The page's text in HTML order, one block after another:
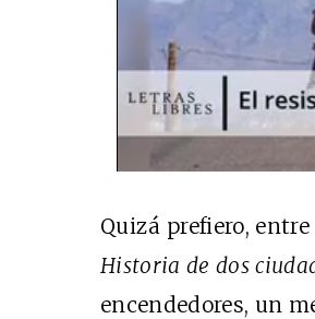
Quizá prefiero,
Historia de dos
encendedores, un